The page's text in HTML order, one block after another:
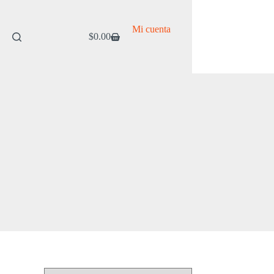
Carro
$0.00
Mi cuenta